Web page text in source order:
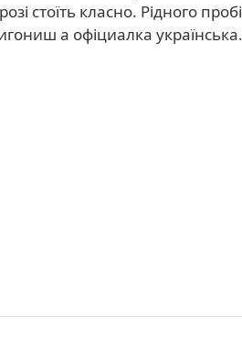
класно. Рідного
а офіциалка українська.